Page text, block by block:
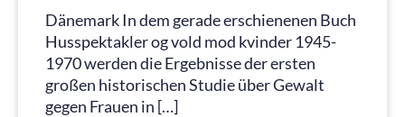
Dänemark In dem gerade erschienenen Buch
Husspektakler og vold mod kvinder 1945-
1970 werden die Ergebnisse der ersten
großen historischen Studie über Gewalt
gegen Frauen in […]